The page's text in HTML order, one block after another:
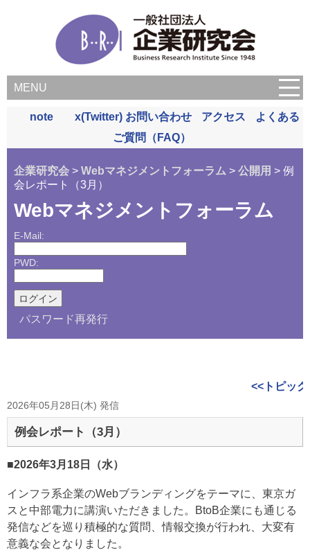
MENU
note x(Twitter) お問い合わせ アクセス
よくある
ご質問（FAQ）
企業研究会 > Webマネジメントフォーラム > 公開用 > 例
会レポート（3月）
Webマネジメントフォーラム
E-Mail:
PWD:
パスワード再発行
<<トピッ
2026年05月28日(木) 発信
例会レポート（3月）
■2026年3月18日（水）
インフラ系企業のWebブランディングをテーマに、東京ガ
スと中部電力に講演いただきました。BtoB企業にも通じる
発信などを巡り積極的な質問、情報交換が行われ、大変有
意義な会となりました。